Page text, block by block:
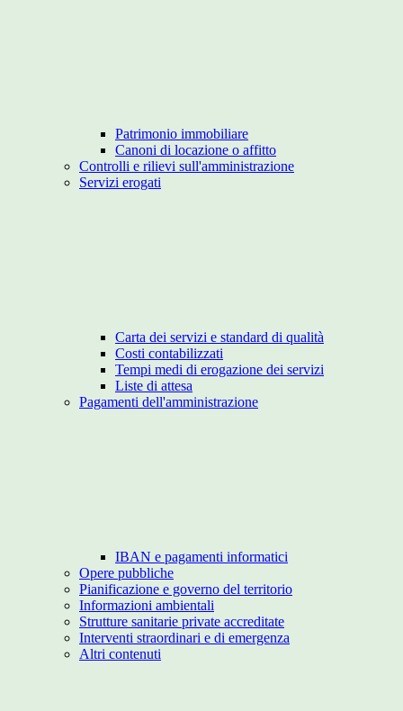
Patrimonio immobiliare
Canoni di locazione o affitto
Controlli e rilievi sull'amministrazione
Servizi erogati
Carta dei servizi e standard di qualità
Costi contabilizzati
Tempi medi di erogazione dei servizi
Liste di attesa
Pagamenti dell'amministrazione
IBAN e pagamenti informatici
Opere pubbliche
Pianificazione e governo del territorio
Informazioni ambientali
Strutture sanitarie private accreditate
Interventi straordinari e di emergenza
Altri contenuti